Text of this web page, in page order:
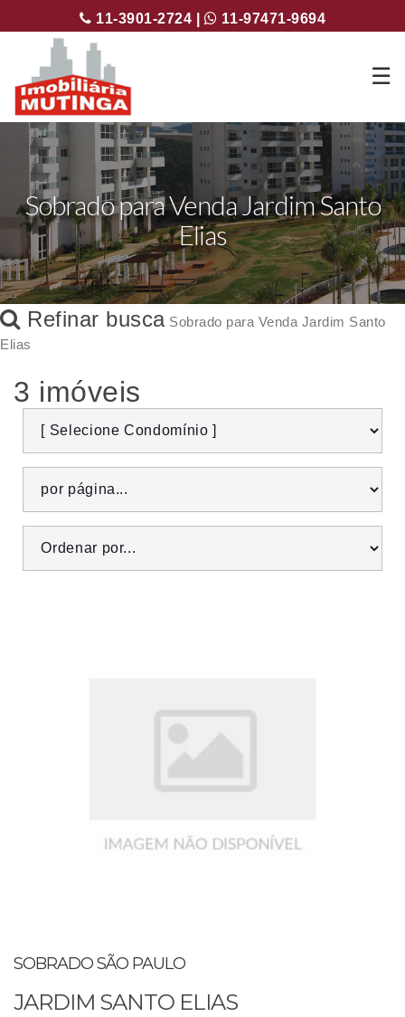
11-3901-2724 | 11-97471-9694
☰
Sobrado para Venda Jardim Santo
Elias
Refinar busca Sobrado para Venda Jardim Santo
Elias
3 imóveis
SOBRADO SÃO PAULO
JARDIM SANTO ELIAS